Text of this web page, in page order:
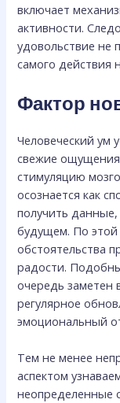
включает
активности.
удовольствие не
самого действия
Фактор
Человеческий ум
свежие
стимуляцию
осознается как
получить
будущем. По этой
обстоятельства
радости.
очередь заметен
регулярное
эмоциональный
Тем не менее
аспектом
неопределенные